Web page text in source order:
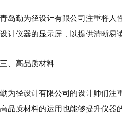
青岛勤为径设计有限公司注重将人
设计仪器的显示屏，以提供清晰易
三、高品质材料
勤为径设计有限公司的设计师们注
高品质材料的运用也能够提升仪器